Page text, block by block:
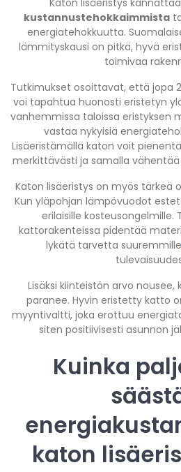
Katon lisäeristys
kustannustehokkaimmista
energiatehokkuutta.
lämmityskausi on pitkä, hyvä
toimivaa
Tutkimukset osoittavat, että jopa
voi tapahtua huonosti eristetyn
vanhemmissa taloissa eristyksen
vastaa nykyisiä
Lisäeristämällä katon voit
merkittävästi ja samalla vähentää
Katon lisäeristys on myös tärkeä
Kun yläpohjan lämpövuodot
erilaisille kosteusongelmille.
kattorakenteissa pidentää
lykätä tarvetta suuremmille
Lisäksi kiinteistön arvo nousee,
paranee. Hyvin eristetty katto
myyntivaltti, joka erottuu
siten positiivisesti asunnon
Kuinka
katon